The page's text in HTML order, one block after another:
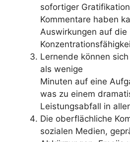
sofortiger
Kommentare haben
Auswirkungen auf die
Lernende können
als wenige
Minuten auf eine
was zu einem
Leistungsabfall in
Die oberflächliche
sozialen Medien,